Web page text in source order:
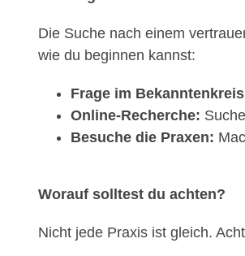
Die Suche nach einem
wie du beginnen kannst:
Frage im
Online-Recherche:
Besuche die Praxen:
Worauf solltest du achten?
Nicht jede Praxis ist gleich.